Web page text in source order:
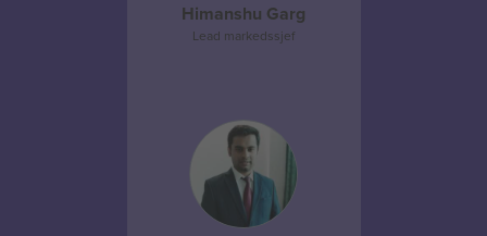
Himanshu Garg
Lead markedssjef